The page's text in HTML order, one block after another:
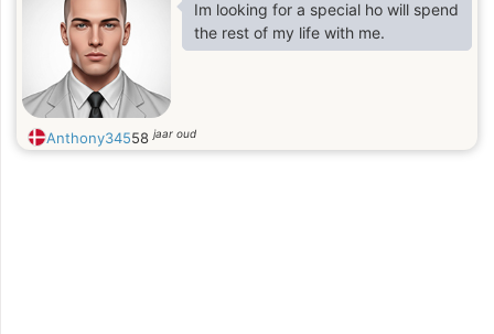
Im looking for a special ho will spend
the rest of my life with me.
Anthony34558jaar oud